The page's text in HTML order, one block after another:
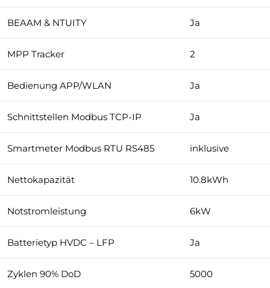
BEAAM & NTUITY Ja
MPP Tracker 2
Bedienung APP/WLAN Ja
Schnittstellen Modbus TCP-IP Ja
Smartmeter Modbus RTU RS485 inklusive
Nettokapazität 10.8kWh
Notstromleistung 6kW
Batterietyp HVDC – LFP Ja
Zyklen 90% DoD 5000